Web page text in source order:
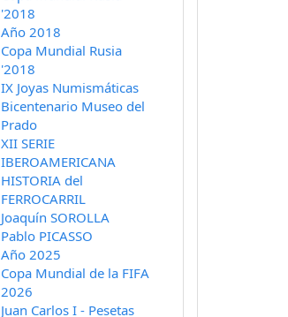
'2018
Año 2018
Copa Mundial Rusia
'2018
IX Joyas Numismáticas
Bicentenario Museo del
Prado
XII SERIE
IBEROAMERICANA
HISTORIA del
FERROCARRIL
Joaquín SOROLLA
Pablo PICASSO
Año 2025
Copa Mundial de la FIFA
2026
Juan Carlos I - Pesetas